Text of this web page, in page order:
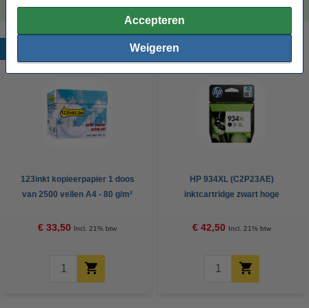
Accepteren
Weigeren
Populaire producten
123inkt kopieerpapier 1 doos
van 2500 vellen A4 - 80 g/m²
€ 33,50 Incl. 21% btw
HP 934XL (C2P23AE)
inktcartridge zwart hoge
€ 42,50 Incl. 21% btw